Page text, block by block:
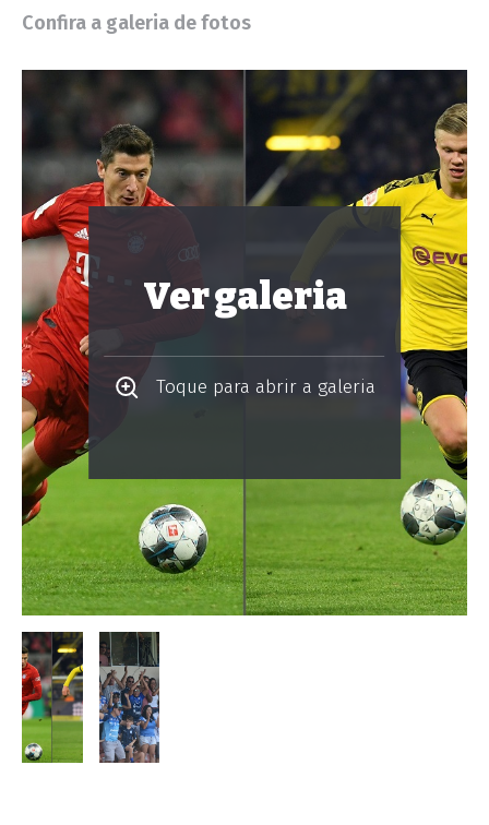
Confira a galeria de fotos
Ver galeria
Toque para abrir a galeria